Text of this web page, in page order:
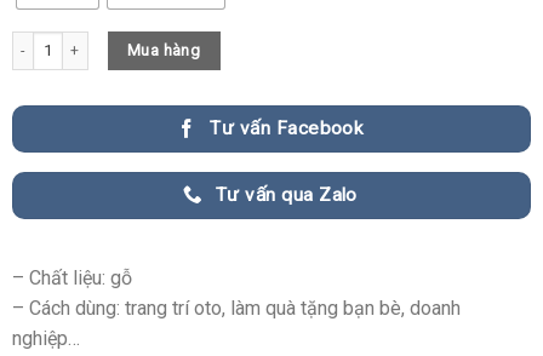
Dây Treo Oto Hồ Lô quantity
Mua hàng
Tư vấn Facebook
Tư vấn qua Zalo
– Chất liệu: gỗ
– Cách dùng: trang trí oto, làm quà tặng bạn bè, doanh
nghiệp…